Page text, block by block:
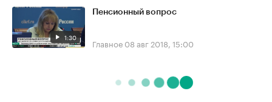
1:30
Пенсионный вопрос
Главное 08 авг 2018, 15:00